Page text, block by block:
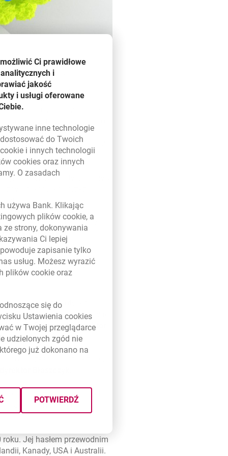
świadomych
związanych z kulturą.
życia stanowi
jest nasza codzienność.
o zasięgu
Z KBF współpracuje już
Te fundamenty połączyły
opracowany przez
i wydarzeniach takich
współczesną,
działalności kulturalnej w
dyrektor
ścieżki w zakresie formy i
jego charakter: otwarty i
nie bał się odkrywać
Izabela Błaszczyk, dyrektor
idea, która (mamy
w relacje z naszymi
nowoczesność, otwartość,
do rozwiązań mających
z wykorzystaniem
nowej karcie
Jej hasłem przewodnim
Kanady, USA i Australii.
Ci prawidłowe
i
jakość
i usługi oferowane
inne technologie
do Twoich
cookie i innych technologii
cookies oraz innych
O zasadach
używa Bank. Klikając
plikówcookie, a
strony, dokonywania
Ci lepiej
zapisanie tylko
usług. Możesz wyrazić
plikówcookie oraz
otwiera się w nowym oknie
odnoszące się do
Ustawieniacookies
w Twojej przeglądarce
udzielonych zgód nie
już dokonano na
POTWIERDŹ